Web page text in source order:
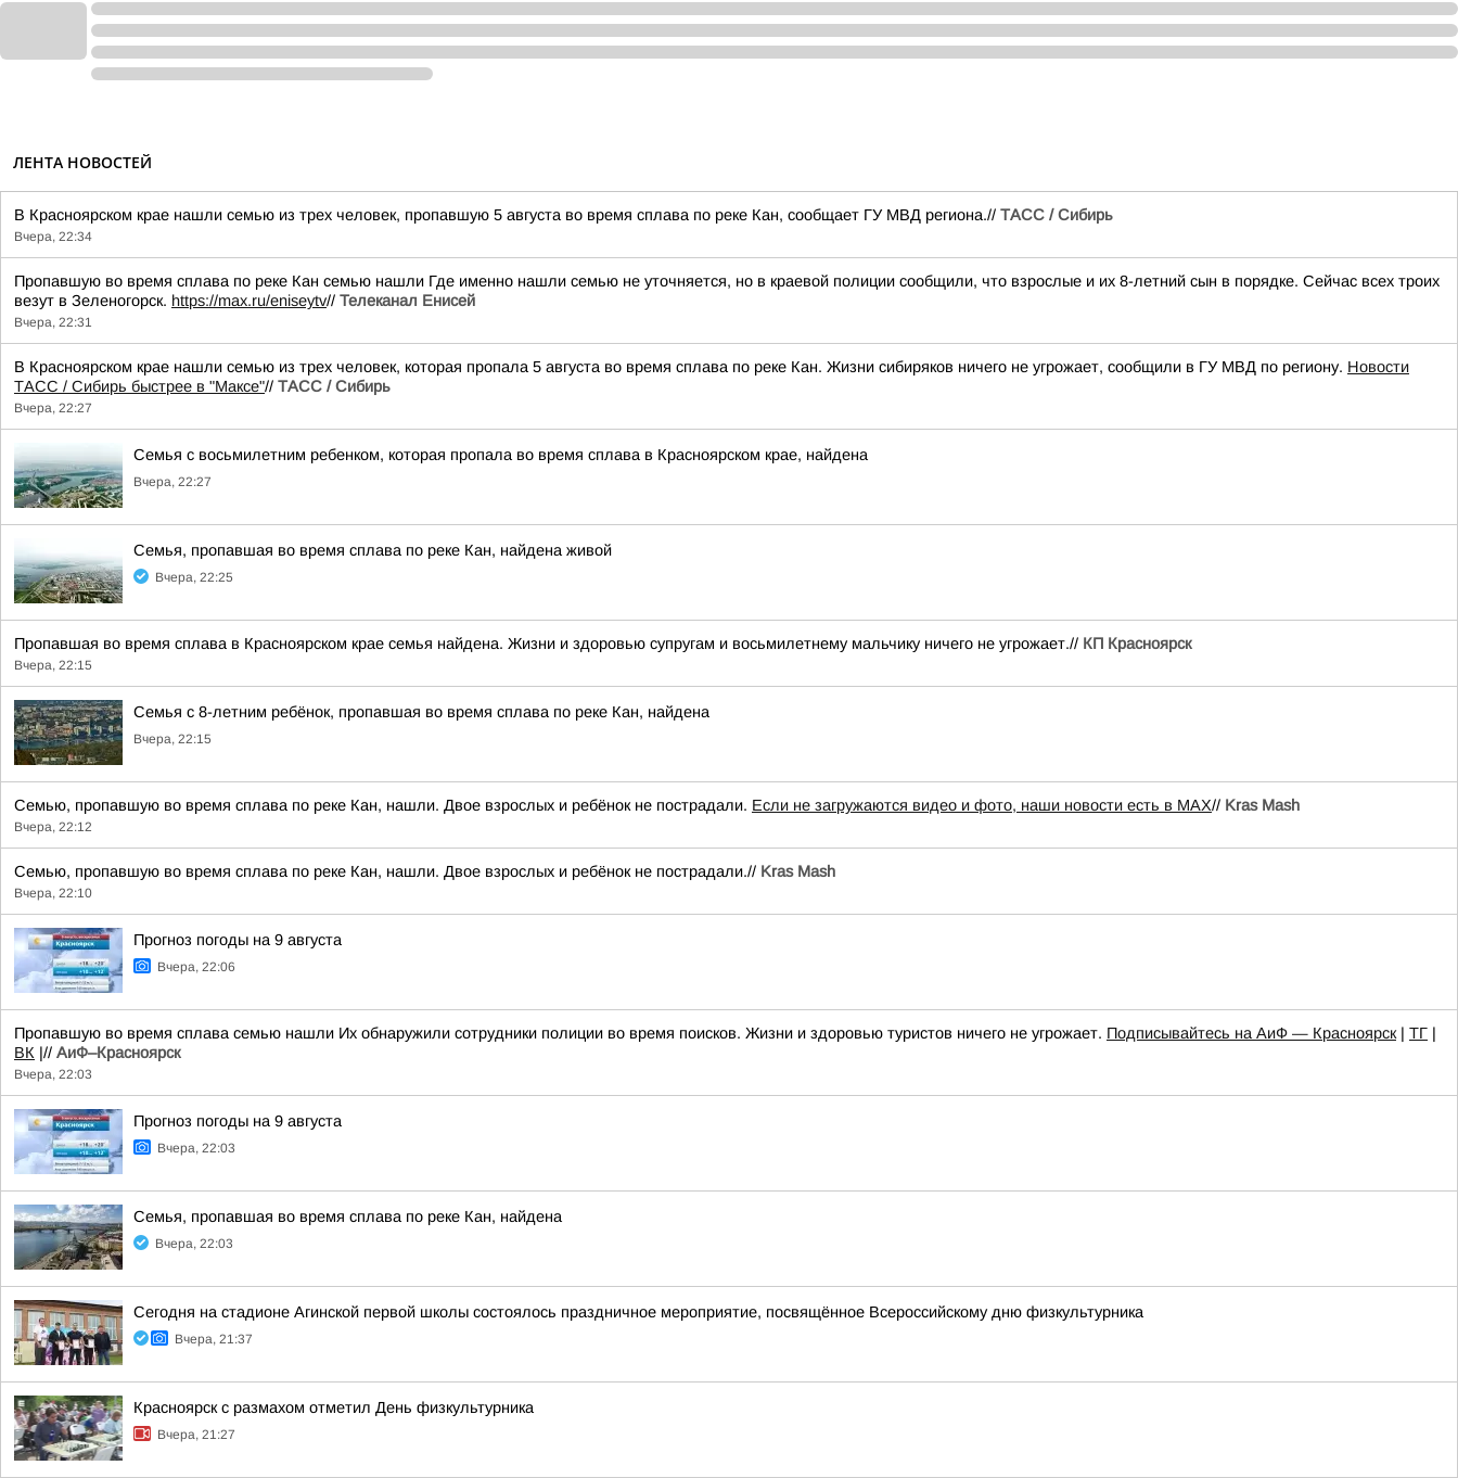
ЛЕНТА НОВОСТЕЙ
В Красноярском крае нашли семью из трех человек, пропавшую 5 августа во время сплава по реке Кан, сообщает ГУ МВД региона.// ТАСС / Сибирь
Вчера, 22:34
Пропавшую во время сплава по реке Кан семью нашли Где именно нашли семью не уточняется, но в краевой полиции сообщили, что взрослые и их 8-летний сын в порядке. Сейчас всех троих
везут в Зеленогорск. https://max.ru/eniseytv// Телеканал Енисей
Вчера, 22:31
В Красноярском крае нашли семью из трех человек, которая пропала 5 августа во время сплава по реке Кан. Жизни сибиряков ничего не угрожает, сообщили в ГУ МВД по региону. Новости
ТАСС / Сибирь быстрее в "Mаксе"// ТАСС / Сибирь
Вчера, 22:27
Семья с восьмилетним ребенком, которая пропала во время сплава в Красноярском крае, найдена
Вчера, 22:27
Семья, пропавшая во время сплава по реке Кан, найдена живой
Вчера, 22:25
Пропавшая во время сплава в Красноярском крае семья найдена. Жизни и здоровью супругам и восьмилетнему мальчику ничего не угрожает.// КП Красноярск
Вчера, 22:15
Семья с 8-летним ребёнок, пропавшая во время сплава по реке Кан, найдена
Вчера, 22:15
Семью, пропавшую во время сплава по реке Кан, нашли. Двое взрослых и ребёнок не пострадали. Если не загружаются видео и фото, наши новости есть в MAX// Kras Mash
Вчера, 22:12
Семью, пропавшую во время сплава по реке Кан, нашли. Двое взрослых и ребёнок не пострадали.// Kras Mash
Вчера, 22:10
Прогноз погоды на 9 августа
Вчера, 22:06
Пропавшую во время сплава семью нашли Их обнаружили сотрудники полиции во время поисков. Жизни и здоровью туристов ничего не угрожает. Подписывайтесь на АиФ — Красноярск| ТГ |
ВК |// АиФ–Красноярск
Вчера, 22:03
Прогноз погоды на 9 августа
Вчера, 22:03
Семья, пропавшая во время сплава по реке Кан, найдена
Вчера, 22:03
Сегодня на стадионе Агинской первой школы состоялось праздничное мероприятие, посвящённое Всероссийскому дню физкультурника
Вчера, 21:37
Красноярск с размахом отметил День физкультурника
Вчера, 21:27